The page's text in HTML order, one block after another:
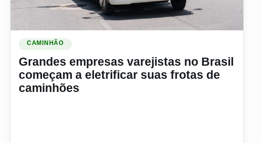
CAMINHÃO
Grandes empresas varejistas no Brasil
começam a eletrificar suas frotas de
caminhões